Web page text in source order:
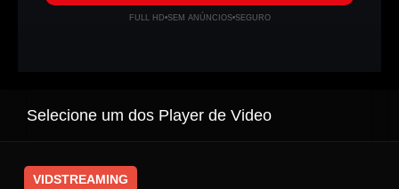
FULL HD•SEM ANÚNCIOS•SEGURO
Selecione um dos Player de Video
VIDSTREAMING